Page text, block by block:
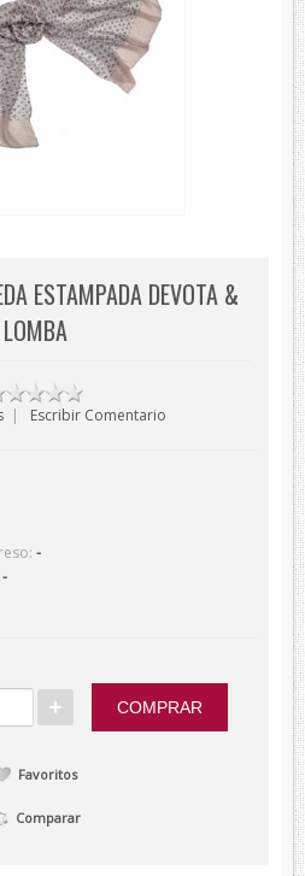
London
ESTAMPADA DEVOTA &
LOMBA
| Escribir Comentario
-
-
Favoritos
Comparar